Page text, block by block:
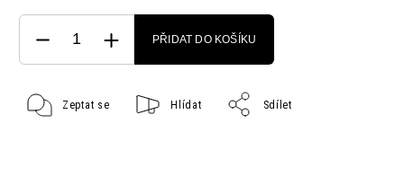
PŘIDAT DO KOŠÍKU
Zeptat se Hlídat Sdílet